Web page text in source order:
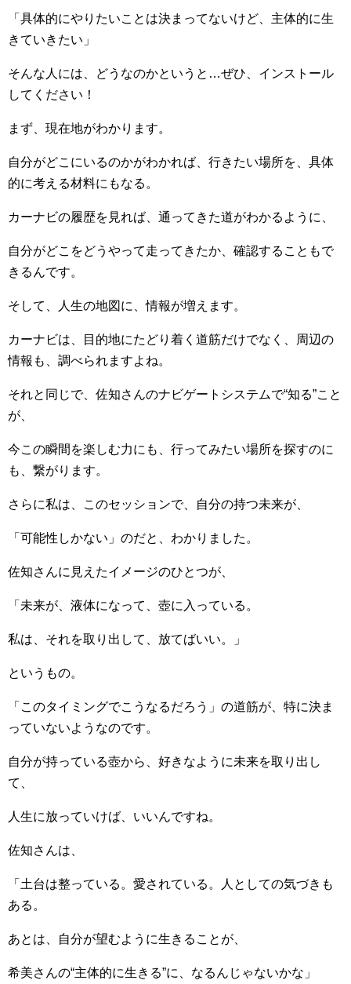
「具体的にやりたいことは決まってないけど、主体的に生
きていきたい」
そんな人には、どうなのかというと…ぜひ、インストール
してください！
まず、現在地がわかります。
自分がどこにいるのかがわかれば、行きたい場所を、具体
的に考える材料にもなる。
カーナビの履歴を見れば、通ってきた道がわかるように、
自分がどこをどうやって走ってきたか、確認することもで
きるんです。
そして、人生の地図に、情報が増えます。
カーナビは、目的地にたどり着く道筋だけでなく、周辺の
情報も、調べられますよね。
それと同じで、佐知さんのナビゲートシステムで“知る”こと
が、
今この瞬間を楽しむ力にも、行ってみたい場所を探すのに
も、繋がります。
さらに私は、このセッションで、自分の持つ未来が、
「可能性しかない」のだと、わかりました。
佐知さんに見えたイメージのひとつが、
「未来が、液体になって、壺に入っている。
私は、それを取り出して、放てばいい。」
というもの。
「このタイミングでこうなるだろう」の道筋が、特に決ま
っていないようなのです。
自分が持っている壺から、好きなように未来を取り出し
て、
人生に放っていけば、いいんですね。
佐知さんは、
「土台は整っている。愛されている。人としての気づきも
ある。
あとは、自分が望むように生きることが、
希美さんの“主体的に生きる”に、なるんじゃないかな」